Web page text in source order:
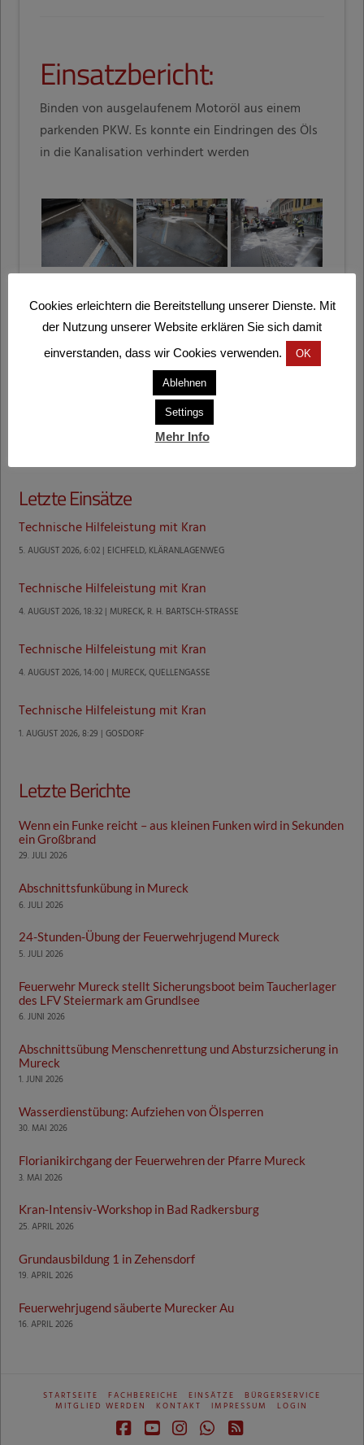
Einsatzbericht:
Binden von ausgelaufenem Motoröl aus einem
parkenden PKW. Es konnte ein Eindringen des Öls
in die Kanalisation verhindert werden
Letzte Einsätze
Technische Hilfeleistung mit Kran
5. AUGUST 2026, 6:02 | EICHFELD, KLÄRANLAGENWEG
Technische Hilfeleistung mit Kran
4. AUGUST 2026, 18:32 | MURECK, R. H. BARTSCH-STRASSE
Technische Hilfeleistung mit Kran
4. AUGUST 2026, 14:00 | MURECK, QUELLENGASSE
Technische Hilfeleistung mit Kran
1. AUGUST 2026, 8:29 | GOSDORF
Letzte Berichte
Wenn ein Funke reicht – aus kleinen Funken wird in Sekunden
ein Großbrand
29. JULI 2026
Abschnittsfunkübung in Mureck
6. JULI 2026
24-Stunden-Übung der Feuerwehrjugend Mureck
5. JULI 2026
Feuerwehr Mureck stellt Sicherungsboot beim Taucherlager
des LFV Steiermark am Grundlsee
6. JUNI 2026
Abschnittsübung Menschenrettung und Absturzsicherung in
Mureck
1. JUNI 2026
Wasserdienstübung: Aufziehen von Ölsperren
30. MAI 2026
Florianikirchgang der Feuerwehren der Pfarre Mureck
3. MAI 2026
Kran-Intensiv-Workshop in Bad Radkersburg
25. APRIL 2026
Grundausbildung 1 in Zehensdorf
19. APRIL 2026
Feuerwehrjugend säuberte Murecker Au
16. APRIL 2026
STARTSEITE FACHBEREICHE EINSÄTZE
BÜRGERSERVICE
MITGLIED WERDEN
KONTAKT IMPRESSUM LOGIN
Cookies erleichtern die Bereitstellung unserer Dienste. Mit
der Nutzung unserer Website erklären Sie sich damit
einverstanden, dass wir Cookies verwenden.
OK
Ablehnen
Settings
Mehr Info